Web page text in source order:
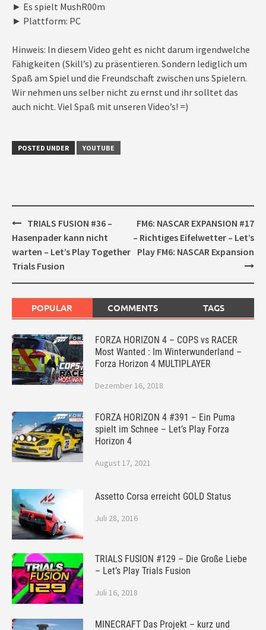
► Es spielt MushR00m
► Plattform: PC
Hinweis: In diesem Video geht es nicht darum irgendwelche
Fähigkeiten (Skill’s) zu präsentieren. Sondern lediglich um
Spaß am Spiel und die Freundschaft zwischen uns Spielern.
Wir nehmen uns selber nicht zu ernst und ihr solltet das
auch nicht. Viel Spaß mit unseren Video’s! =)
POSTED UNDER YOUTUBE
Post
navigation
TRIALS FUSION #36 –
Hasenpader kann nicht
warten – Let’s Play Together
Trials Fusion
FM6: NASCAR EXPANSION #17
– Richtiges Eifelwetter – Let’s
Play FM6: NASCAR Expansion
POPULAR COMMENTS TAGS
FORZA HORIZON 4 – COPS vs RACER
Most Wanted : Im Winterwunderland –
Forza Horizon 4 MULTIPLAYER
Dezember 16, 2018
FORZA HORIZON 4 #391 – Ein Puma
spielt im Schnee – Let’s Play Forza
Horizon 4
August 17, 2021
Assetto Corsa erreicht GOLD Status
Juli 28, 2016
TRIALS FUSION #129 – Die Große Liebe
– Let’s Play Trials Fusion
Juli 16, 2018
MINECRAFT Das Projekt – kurz und